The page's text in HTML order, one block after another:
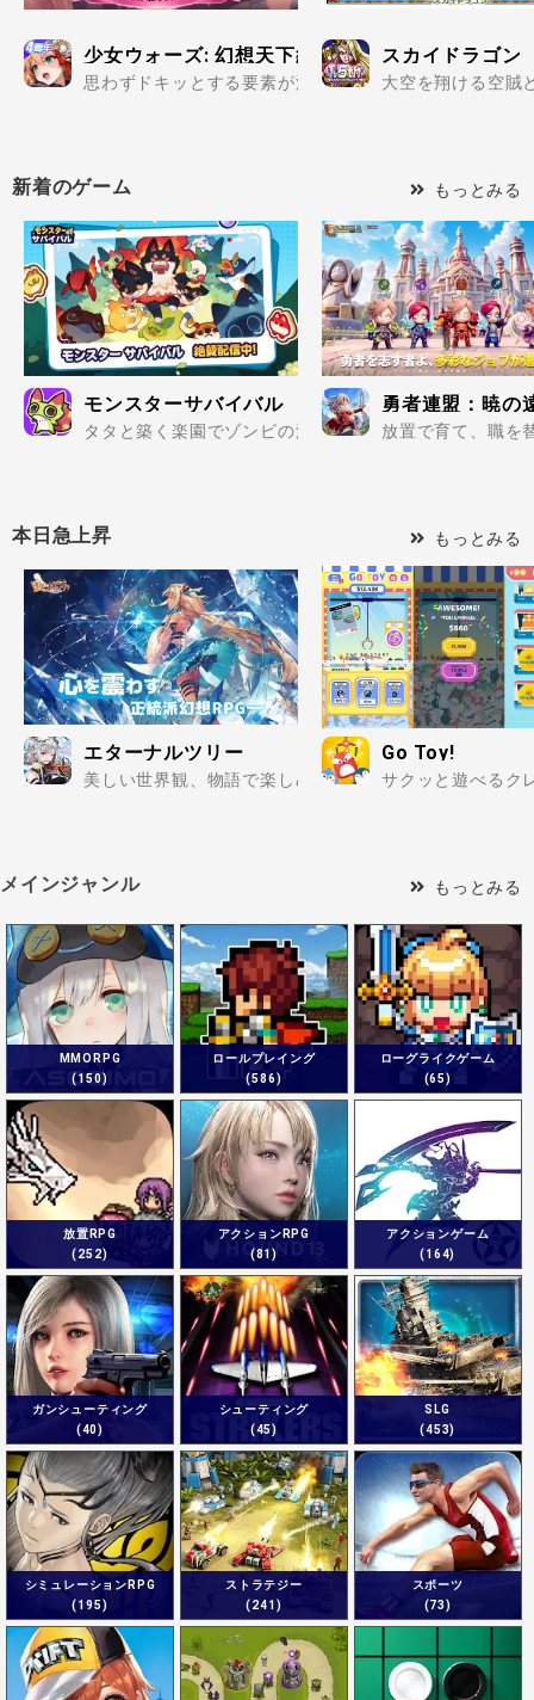
少女ウォーズ: 幻想天下統一戦
思わずドキッとする要素が満載の美少女だらけで楽し
スカイドラゴン
大空を翔ける空賊
新着のゲーム もっとみる
モンスターサバイバル
タタと築く楽園でゾンビの波を迎え撃て..
勇者連盟：暁の
放置で育て、職を
本日急上昇 もっとみる
エターナルツリー
美しい世界観、物語で楽しめる正統派幻想RPG！..
Go Toy!
サクッと遊べるク
メインジャンル もっとみる
MMORPG
(150)
ロールプレイング
(586)
ローグライクゲーム
(65)
放置RPG
(252)
アクションRPG
(81)
アクションゲーム
(164)
ガンシューティング
(40)
シューティング
(45)
SLG
(453)
シミュレーションRPG
(195)
ストラテジー
(241)
スポーツ
(73)